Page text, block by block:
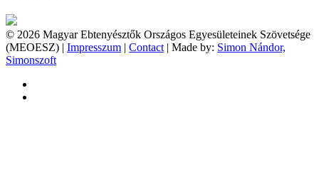
© 2026 Magyar Ebtenyésztők Országos Egyesületeinek Szövetsége
(MEOESZ) | Impresszum | Contact | Made by: Simon Nándor,
Simonszoft